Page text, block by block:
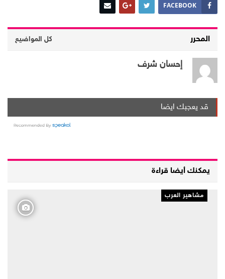
FACEBOOK
المحرر كل المواضيع
إحسان شرف
قد يعجبك ايضا
يمكنك أيضا قراءة
مشاهير العرب